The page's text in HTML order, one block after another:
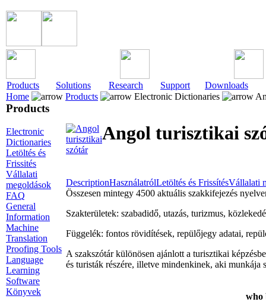
Products Solutions Research Support
Downloads
Home
Products Electronic Dictionaries
Products
Electronic
Dictionaries
Letöltés és
Frissités
Vállalati
megoldások
FAQ
General
Information
Machine
Translation
Proofing Tools
Language
Learning
Software
Könyvek
Angol turisztikai
DescriptionHasználatrólLetöltés és FrissítésVállalati
Összesen mintegy 4500 aktuális szakkifejezés
Szakterületek: szabadidő, utazás, turizmus,
Függelék: fontos rövidítések, repülőjegy adatai,
A szakszótár különösen ajánlott a turisztikai
és turisták részére, illetve mindenkinek, aki
who